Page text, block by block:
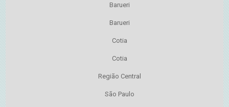
Barueri
Barueri
Cotia
Cotia
Região Central
São Paulo